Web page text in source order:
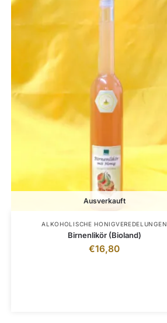
Ausverkauft
ALKOHOLISCHE HONIGVEREDELUNGEN
Birnenlikör (Bioland)
€16,80